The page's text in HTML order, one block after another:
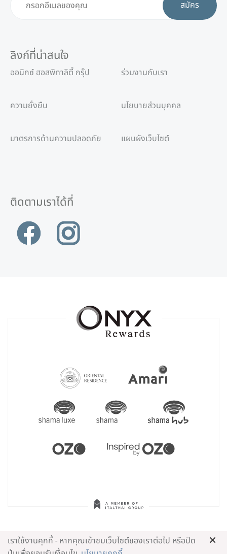
เราใช้งานคุกกี้ - หากคุณเข้าชมเว็บไซต์ของเราต่อไป หรือปิด
×
สมัคร
ลิงก์ที่น่าสนใจ
ออนิกซ์ ฮอสพิทาลิตี้ กรุ๊ป
ความยั่งยืน
มาตรการด้านความปลอดภัย
ร่วมงานกับเรา
นโยบายส่วนบุคคล
แผนผังเว็บไซต์
ติดตามเราได้ที่